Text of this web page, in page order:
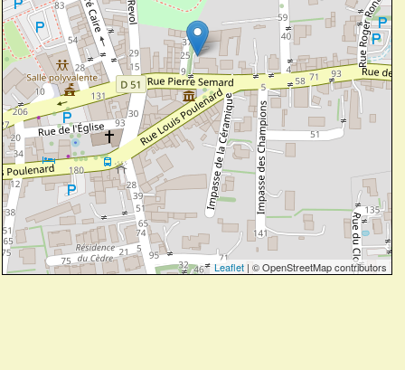
Leaflet | © OpenStreetMap contributors